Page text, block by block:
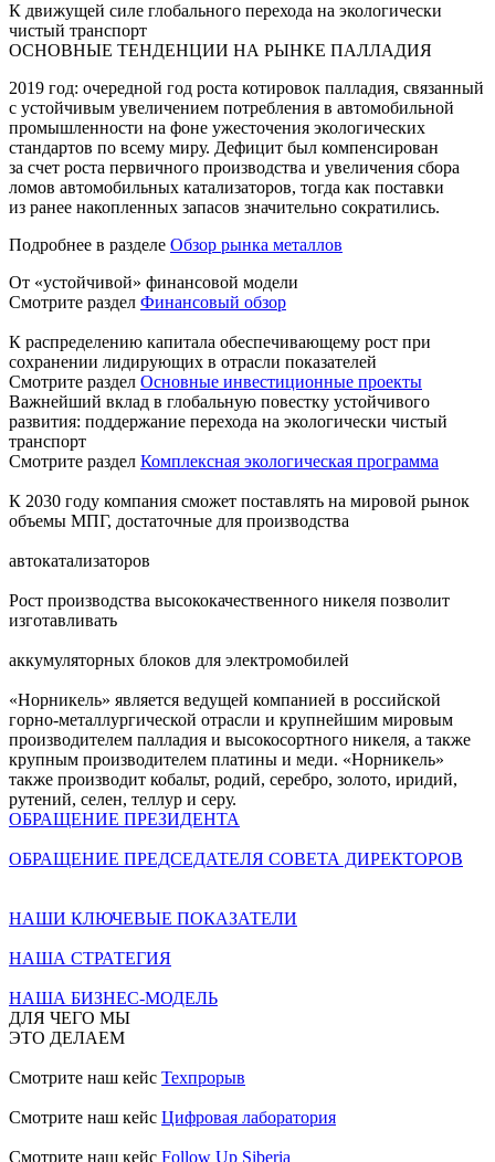
К движущей силе глобального перехода на экологически
чистый транспорт
ОСНОВНЫЕ ТЕНДЕНЦИИ НА РЫНКЕ ПАЛЛАДИЯ
2019 год: очередной год роста котировок палладия, связанный
с устойчивым увеличением потребления в автомобильной
промышленности на фоне ужесточения экологических
стандартов по всему миру. Дефицит был компенсирован
за счет роста первичного производства и увеличения сбора
ломов автомобильных катализаторов, тогда как поставки
из ранее накопленных запасов значительно сократились.
Подробнее в разделе Обзор рынка металлов
От «устойчивой» финансовой модели
Смотрите раздел Финансовый обзор
К распределению капитала обеспечивающему рост при
сохранении лидирующих в отрасли показателей
Смотрите раздел Основные инвестиционные проекты
Важнейший вклад в глобальную повестку устойчивого
развития: поддержание перехода на экологически чистый
транспорт
Смотрите раздел Комплексная экологическая программа
К 2030 году компания сможет поставлять на мировой рынок
объемы МПГ, достаточные для производства
автокатализаторов
Рост производства высококачественного никеля позволит
изготавливать
аккумуляторных блоков для электромобилей
«Норникель» является ведущей компанией в российской
горно-металлургической отрасли и крупнейшим мировым
производителем палладия и высокосортного никеля, а также
крупным производителем платины и меди. «Норникель»
также производит кобальт, родий, серебро, золото, иридий,
рутений, селен, теллур и серу.
ОБРАЩЕНИЕ ПРЕЗИДЕНТА
ОБРАЩЕНИЕ ПРЕДСЕДАТЕЛЯ СОВЕТА ДИРЕКТОРОВ
НАШИ КЛЮЧЕВЫЕ ПОКАЗАТЕЛИ
НАША СТРАТЕГИЯ
НАША БИЗНЕС-МОДЕЛЬ
ДЛЯ ЧЕГО МЫ
ЭТО ДЕЛАЕМ
Смотрите наш кейс Техпрорыв
Смотрите наш кейс Цифровая лаборатория
Смотрите наш кейс Follow Up Siberia